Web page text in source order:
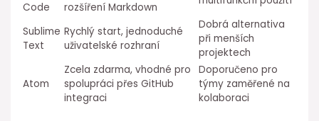
⁣Code
rozšíření Markdown
Sublime
Text
Rychlý start, jednoduché
uživatelské rozhraní
Dobrá alternativa
při menších
projektech
Atom
Zcela zdarma, vhodné pro
spolupráci ⁤přes GitHub
integraci
Doporučeno ⁤pro
týmy zaměřené na
kolaboraci